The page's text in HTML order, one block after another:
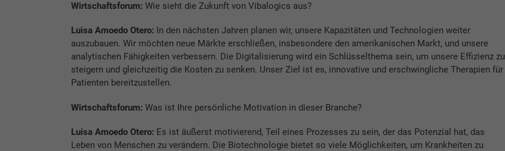
Wirtschaftsforum: Wie sieht die Zukunft von Vibalogics aus?
Luisa Amoedo Otero: In den nächsten Jahren planen wir, unsere Kapazitäten und Technologien weiter
auszubauen. Wir möchten neue Märkte erschließen, insbesondere den amerikanischen Markt, und unsere
analytischen Fähigkeiten verbessern. Die Digitalisierung wird ein Schlüsselthema sein, um unsere Effizienz zu
steigern und gleichzeitig die Kosten zu senken. Unser Ziel ist es, innovative und erschwingliche Therapien für
Patienten bereitzustellen.
Wirtschaftsforum: Was ist Ihre persönliche Motivation in dieser Branche?
Luisa Amoedo Otero: Es ist äußerst motivierend, Teil eines Prozesses zu sein, der das Potenzial hat, das
Leben von Menschen zu verändern. Die Biotechnologie bietet so viele Möglichkeiten, um Krankheiten zu